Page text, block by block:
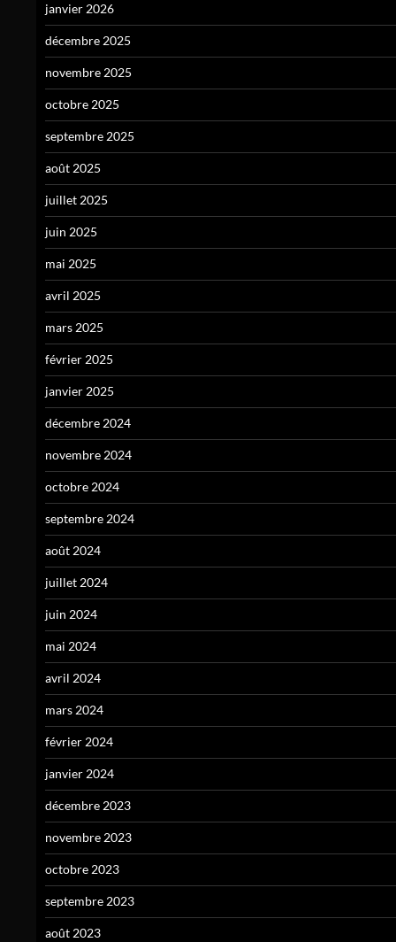
janvier 2026
décembre 2025
novembre 2025
octobre 2025
septembre 2025
août 2025
juillet 2025
juin 2025
mai 2025
avril 2025
mars 2025
février 2025
janvier 2025
décembre 2024
novembre 2024
octobre 2024
septembre 2024
août 2024
juillet 2024
juin 2024
mai 2024
avril 2024
mars 2024
février 2024
janvier 2024
décembre 2023
novembre 2023
octobre 2023
septembre 2023
août 2023